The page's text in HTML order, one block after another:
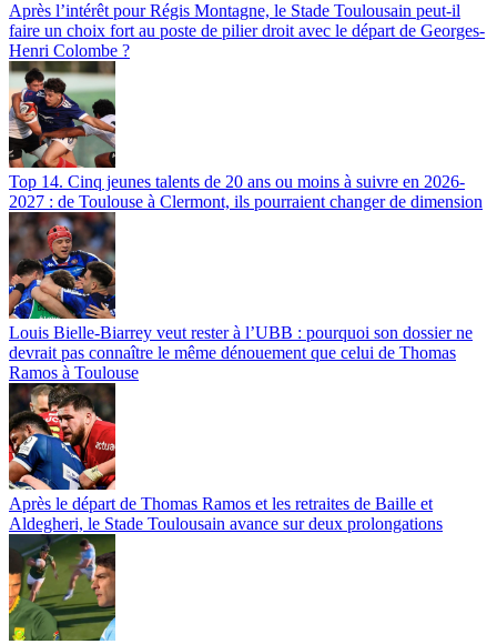
Après l’intérêt pour Régis Montagne, le Stade Toulousain peut-il
faire un choix fort au poste de pilier droit avec le départ de Georges-
Henri Colombe ?
Top 14. Cinq jeunes talents de 20 ans ou moins à suivre en 2026-
2027 : de Toulouse à Clermont, ils pourraient changer de dimension
Louis Bielle-Biarrey veut rester à l’UBB : pourquoi son dossier ne
devrait pas connaître le même dénouement que celui de Thomas
Ramos à Toulouse
Après le départ de Thomas Ramos et les retraites de Baille et
Aldegheri, le Stade Toulousain avance sur deux prolongations